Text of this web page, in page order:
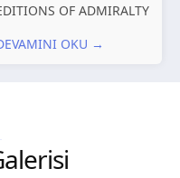
OF ADMIRALTY
New
Chart
limits and other
67 Gulf of...
OKU →